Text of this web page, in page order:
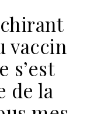
vaccin
s’est
de la